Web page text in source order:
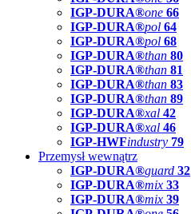
IGP-DURA®one 66
IGP-DURA®pol 64
IGP-DURA®pol 68
IGP-DURA®than 80
IGP-DURA®than 81
IGP-DURA®than 83
IGP-DURA®than 89
IGP-DURA®xal 42
IGP-DURA®xal 46
IGP-HWFindustry 79
Przemysł wewnątrz
IGP-DURA®guard 32
IGP-DURA®mix 33
IGP-DURA®mix 39